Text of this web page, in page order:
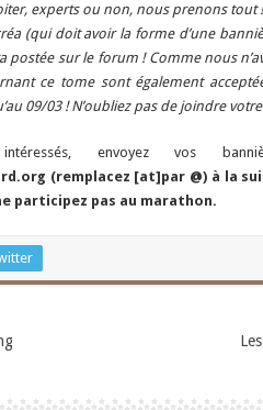
experts ou non, nous prenons tout !
(qui doit avoir la forme d’une
postée sur le forum ! Comme nous
ce tome sont également
09/03 ! N’oubliez pas de joindre
envoyez vos
(remplacez [at]par @) à la
participez pas au marathon.